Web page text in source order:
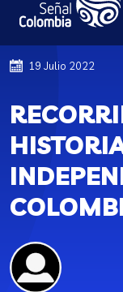
19 Julio 2022